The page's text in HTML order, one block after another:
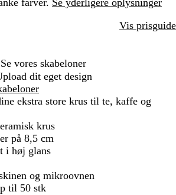
og
panorere
og
panorere
og
piletasterne
og
til
Vis prisguide
Se vores skabeloner
dit eget design
ekstra store krus til te, kaffe og
krus
på 8,5 cm
i høj glans
og mikroovnen
til 50 stk